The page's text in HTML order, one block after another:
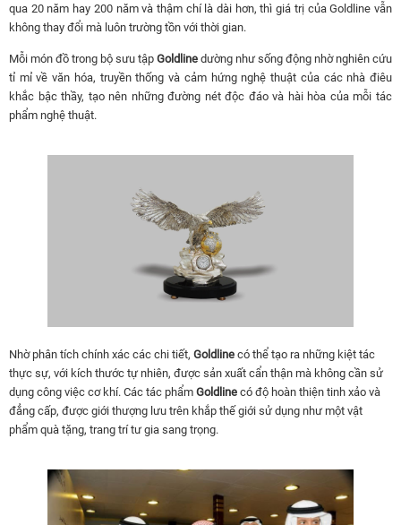
qua 20 năm hay 200 năm và thậm chí là dài hơn, thì giá trị của Goldline vẫn
không thay đổi mà luôn trường tồn với thời gian.
Mỗi món đồ trong bộ sưu tập Goldline dường như sống động nhờ nghiên cứu
tỉ mỉ về văn hóa, truyền thống và cảm hứng nghệ thuật của các nhà điêu
khắc bậc thầy, tạo nên những đường nét độc đáo và hài hòa của mỗi tác
phẩm nghệ thuật.
Nhờ phân tích chính xác các chi tiết, Goldline có thể tạo ra những kiệt tác
thực sự, với kích thước tự nhiên, được sản xuất cẩn thận mà không cần sử
dụng công việc cơ khí. Các tác phẩm Goldline có độ hoàn thiện tinh xảo và
đẳng cấp, được giới thượng lưu trên khắp thế giới sử dụng như một vật
phẩm quà tặng, trang trí tư gia sang trọng.